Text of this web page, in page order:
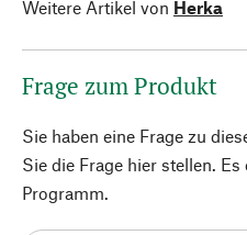
Weitere Artikel von Herka
Frage zum Produkt
Sie haben eine Frage zu
Sie die Frage hier stellen.
Programm.